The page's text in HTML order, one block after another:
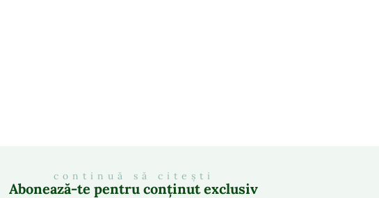
continuă să citești
Abonează-te pentru conținut exclusiv